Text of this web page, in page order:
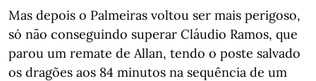
Mas depois o Palmeiras voltou ser mais perigoso,
só não conseguindo superar Cláudio Ramos, que
parou um remate de Allan, tendo o poste salvado
os dragões aos 84 minutos na sequência de um